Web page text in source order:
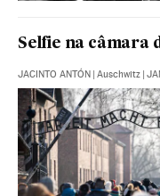
Selfie na câmara
JACINTO ANTÓN | Auschwitz |